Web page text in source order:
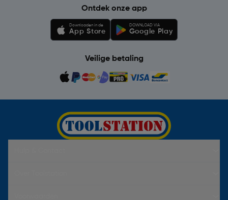
Ontdek onze app
Downloaden in de
App Store
DOWNLOAD VIA
Google Play
Veilige betaling